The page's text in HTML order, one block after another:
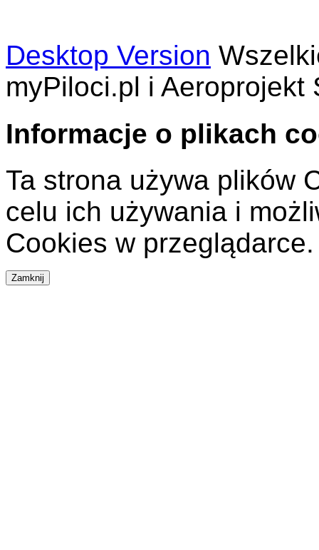
Desktop Version
myPiloci.pl i Aeroprojekt
Informacje o plikach
Ta strona używa plików
celu ich używania i
Cookies w